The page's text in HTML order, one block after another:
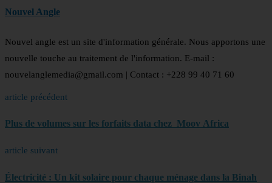
Nouvel Angle
Nouvel angle est un site d'information générale. Nous apportons une
nouvelle touche au traitement de l'information. E-mail :
nouvelanglemedia@gmail.com | Contact : +228 99 40 71 60
article précédent
Plus de volumes sur les forfaits data chez Moov Africa
article suivant
Électricité : Un kit solaire pour chaque ménage dans la Binah